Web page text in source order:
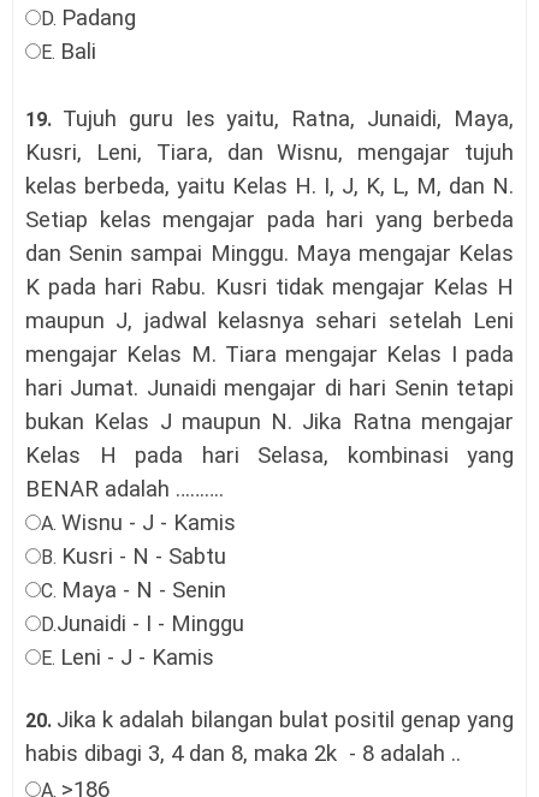
D. Padang
E. Bali
19. Tujuh guru Ies yaitu, Ratna, Junaidi, Maya,
Kusri, Leni, Tiara, dan Wisnu, mengajar tujuh
kelas berbeda, yaitu Kelas H. I, J, K, L, M, dan N.
Setiap kelas mengajar pada hari yang berbeda
dan Senin sampai Minggu. Maya mengajar Kelas
K pada hari Rabu. Kusri tidak mengajar Kelas H
maupun J, jadwal kelasnya sehari setelah Leni
mengajar Kelas M. Tiara mengajar Kelas I pada
hari Jumat. Junaidi mengajar di hari Senin tetapi
bukan Kelas J maupun N. Jika Ratna mengajar
Kelas H pada hari Selasa, kombinasi yang
BENAR adalah ……….
A. Wisnu - J - Kamis
B. Kusri - N - Sabtu
C. Maya - N - Senin
D.Junaidi - I - Minggu
E. Leni - J - Kamis
20. Jika k adalah bilangan bulat positil genap yang
habis dibagi 3, 4 dan 8, maka 2k - 8 adalah ..
A. >186